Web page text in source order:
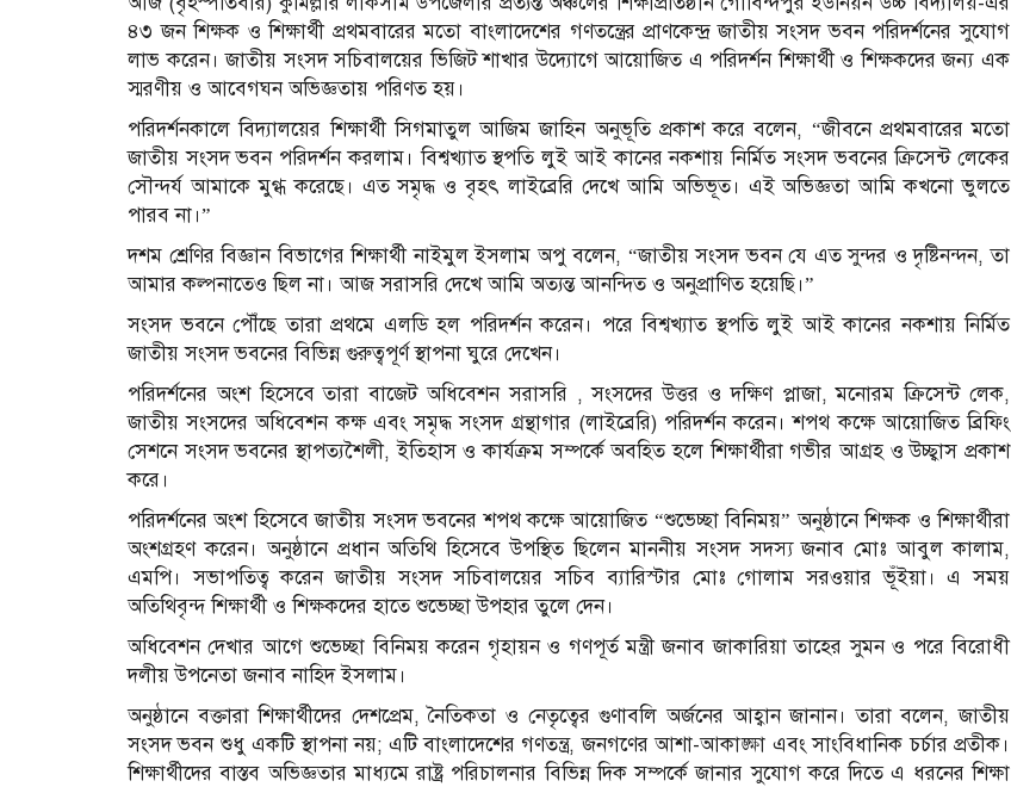
৪৩ জন শিক্ষক ও শিক্ষার্থী প্রথমবারের মতো বাংলাদেশের গণতন্ত্রের প্রাণকেন্দ্র জাতীয় সংসদ ভবন পরিদর্শনের সুযোগ
লাভ করেন। জাতীয় সংসদ সচিবালয়ের ভিজিট শাখার উদ্যোগে আয়োজিত এ পরিদর্শন শিক্ষার্থী ও শিক্ষকদের জন্য এক
স্মরণীয় ও আবেগঘন অভিজ্ঞতায় পরিণত হয়।
পরিদর্শনকালে বিদ্যালয়ের শিক্ষার্থী সিগমাতুল আজিম জাহিন অনুভূতি প্রকাশ করে বলেন, “জীবনে প্রথমবারের মতো
জাতীয় সংসদ ভবন পরিদর্শন করলাম। বিশ্বখ্যাত স্থপতি লুই আই কানের নকশায় নির্মিত সংসদ ভবনের ক্রিসেন্ট লেকের
সৌন্দর্য আমাকে মুগ্ধ করেছে। এত সমৃদ্ধ ও বৃহৎ লাইব্রেরি দেখে আমি অভিভূত। এই অভিজ্ঞতা আমি কখনো ভুলতে
পারব না।”
দশম শ্রেণির বিজ্ঞান বিভাগের শিক্ষার্থী নাইমুল ইসলাম অপু বলেন, “জাতীয় সংসদ ভবন যে এত সুন্দর ও দৃষ্টিনন্দন, তা
আমার কল্পনাতেও ছিল না। আজ সরাসরি দেখে আমি অত্যন্ত আনন্দিত ও অনুপ্রাণিত হয়েছি।”
সংসদ ভবনে পৌঁছে তারা প্রথমে এলডি হল পরিদর্শন করেন। পরে বিশ্বখ্যাত স্থপতি লুই আই কানের নকশায় নির্মিত
জাতীয় সংসদ ভবনের বিভিন্ন গুরুত্বপূর্ণ স্থাপনা ঘুরে দেখেন।
পরিদর্শনের অংশ হিসেবে তারা বাজেট অধিবেশন সরাসরি , সংসদের উত্তর ও দক্ষিণ প্লাজা, মনোরম ক্রিসেন্ট লেক,
জাতীয় সংসদের অধিবেশন কক্ষ এবং সমৃদ্ধ সংসদ গ্রন্থাগার (লাইব্রেরি) পরিদর্শন করেন। শপথ কক্ষে আয়োজিত ব্রিফিং
সেশনে সংসদ ভবনের স্থাপত্যশৈলী, ইতিহাস ও কার্যক্রম সম্পর্কে অবহিত হলে শিক্ষার্থীরা গভীর আগ্রহ ও উচ্ছ্বাস প্রকাশ
করে।
পরিদর্শনের অংশ হিসেবে জাতীয় সংসদ ভবনের শপথ কক্ষে আয়োজিত “শুভেচ্ছা বিনিময়” অনুষ্ঠানে শিক্ষক ও শিক্ষার্থীরা
অংশগ্রহণ করেন। অনুষ্ঠানে প্রধান অতিথি হিসেবে উপস্থিত ছিলেন মাননীয় সংসদ সদস্য জনাব মোঃ আবুল কালাম,
এমপি। সভাপতিত্ব করেন জাতীয় সংসদ সচিবালয়ের সচিব ব্যারিস্টার মোঃ গোলাম সরওয়ার ভূঁইয়া। এ সময়
অতিথিবৃন্দ শিক্ষার্থী ও শিক্ষকদের হাতে শুভেচ্ছা উপহার তুলে দেন।
অধিবেশন দেখার আগে শুভেচ্ছা বিনিময় করেন গৃহায়ন ও গণপূর্ত মন্ত্রী জনাব জাকারিয়া তাহের সুমন ও পরে বিরোধী
দলীয় উপনেতা জনাব নাহিদ ইসলাম।
অনুষ্ঠানে বক্তারা শিক্ষার্থীদের দেশপ্রেম, নৈতিকতা ও নেতৃত্বের গুণাবলি অর্জনের আহ্বান জানান। তারা বলেন, জাতীয়
সংসদ ভবন শুধু একটি স্থাপনা নয়; এটি বাংলাদেশের গণতন্ত্র, জনগণের আশা-আকাঙ্ক্ষা এবং সাংবিধানিক চর্চার প্রতীক।
শিক্ষার্থীদের বাস্তব অভিজ্ঞতার মাধ্যমে রাষ্ট্র পরিচালনার বিভিন্ন দিক সম্পর্কে জানার সুযোগ করে দিতে এ ধরনের শিক্ষা